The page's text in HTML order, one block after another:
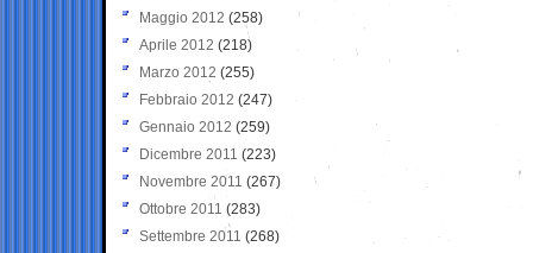
Maggio 2012 (258)
Aprile 2012 (218)
Marzo 2012 (255)
Febbraio 2012 (247)
Gennaio 2012 (259)
Dicembre 2011 (223)
Novembre 2011 (267)
Ottobre 2011 (283)
Settembre 2011 (268)